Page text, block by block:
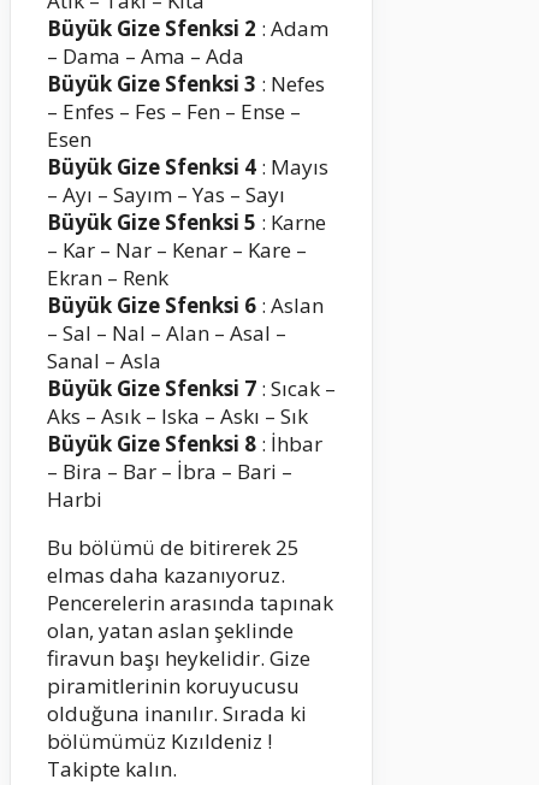
Büyük Gize Sfenksi 2 : Adam
– Dama – Ama – Ada
Büyük Gize Sfenksi 3 : Nefes
– Enfes – Fes – Fen – Ense –
Esen
Büyük Gize Sfenksi 4 : Mayıs
– Ayı – Sayım – Yas – Sayı
Büyük Gize Sfenksi 5 : Karne
– Kar – Nar – Kenar – Kare –
Ekran – Renk
Büyük Gize Sfenksi 6 : Aslan
– Sal – Nal – Alan – Asal –
Sanal – Asla
Büyük Gize Sfenksi 7 : Sıcak –
Aks – Asık – Iska – Askı – Sık
Büyük Gize Sfenksi 8 : İhbar
– Bira – Bar – İbra – Bari –
Harbi
Bu bölümü de bitirerek 25
elmas daha kazanıyoruz.
Pencerelerin arasında tapınak
olan, yatan aslan şeklinde
firavun başı heykelidir. Gize
piramitlerinin koruyucusu
olduğuna inanılır. Sırada ki
bölümümüz Kızıldeniz !
Takipte kalın.